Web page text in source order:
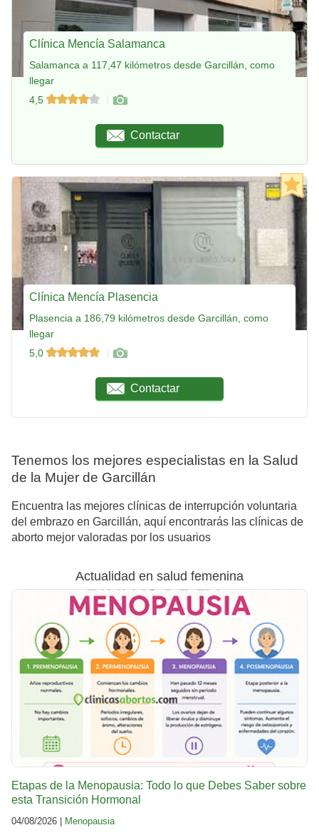
Clínica Mencía Salamanca
Salamanca a 117,47 kilómetros desde Garcillán, como
llegar
4,5
Contactar
Clínica Mencía Plasencia
Plasencia a 186,79 kilómetros desde Garcillán, como
llegar
5,0
Contactar
Tenemos los mejores especialistas en la Salud
de la Mujer de Garcillán
Encuentra las mejores clínicas de interrupción voluntaria
del embrazo en Garcillán, aquí encontrarás las clínicas de
aborto mejor valoradas por los usuarios
Actualidad en salud femenina
Etapas de la Menopausia: Todo lo que Debes Saber sobre
esta Transición Hormonal
04/08/2026 | Menopausia